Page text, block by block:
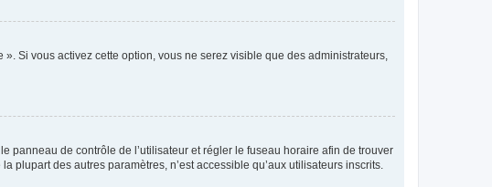
Si vous activez cette option, vous ne serez visible que des administrateurs,
panneau de contrôle de l’utilisateur et régler le fuseau horaire afin de trouver
des autres paramètres, n’est accessible qu’aux utilisateurs inscrits.